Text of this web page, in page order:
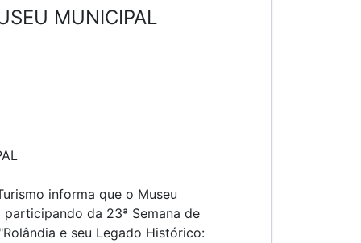
MUNICIPAL
informa que o Museu
da 23ª Semana de
e seu Legado Histórico: